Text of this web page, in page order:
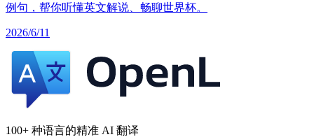
例句，帮你听懂英文解说、畅聊世界杯。
2026/6/11
100+ 种语言的精准 AI 翻译